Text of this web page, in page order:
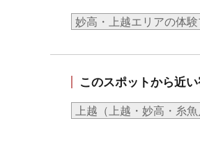
妙高・上越エリアの体
このスポットから近
上越（上越・妙高・糸